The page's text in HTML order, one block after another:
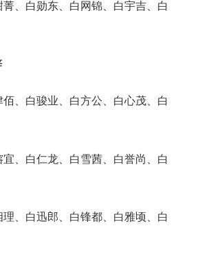
、白勋东、白网锦、白宇吉、白
、白骏业、白方公、白心茂、白
、白仁龙、白雪茜、白誉尚、白
、白迅郎、白锋都、白雅顷、白